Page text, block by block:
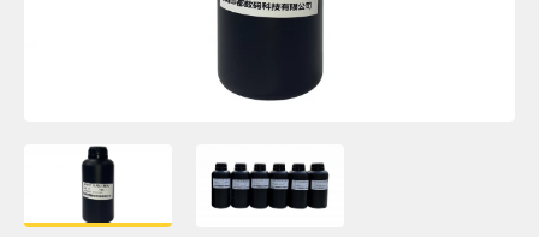
Плёнка монтажная Oratape
ПЭТ листовой